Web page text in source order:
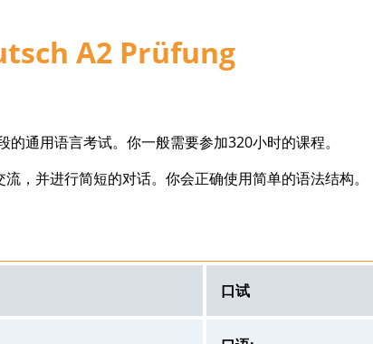
A2 Prüfung
通用语言考试。你一般需要参加320小时的课程。
，并进行简短的对话。你会正确使用简单的语法结构。
口试